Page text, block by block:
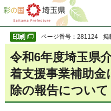
彩の国 埼玉県
ページ番号：281124 掲
令和6年度埼玉県
着支援事業補助
除の報告について